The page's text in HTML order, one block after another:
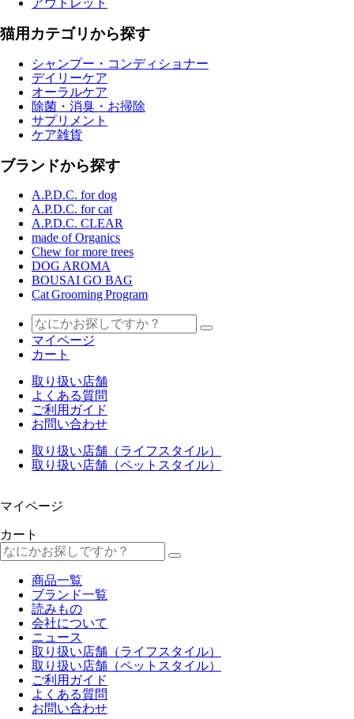
アウトレット
猫用カテゴリから探す
シャンプー・コンディショナー
デイリーケア
オーラルケア
除菌・消臭・お掃除
サプリメント
ケア雑貨
ブランドから探す
A.P.D.C. for dog
A.P.D.C. for cat
A.P.D.C. CLEAR
made of Organics
Chew for more trees
DOG AROMA
BOUSAI GO BAG
Cat Grooming Program
マイページ
カート
取り扱い店舗
よくある質問
ご利用ガイド
お問い合わせ
取り扱い店舗（ライフスタイル）
取り扱い店舗（ペットスタイル）
マイページ
カート
商品一覧
ブランド一覧
読みもの
会社について
ニュース
取り扱い店舗（ライフスタイル）
取り扱い店舗（ペットスタイル）
ご利用ガイド
よくある質問
お問い合わせ